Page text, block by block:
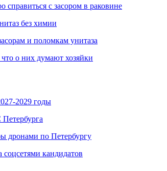
справиться с засором в раковине
без химии
и поломкам унитаза
о них думают хозяйки
2029 годы
дронами по Петербургу
соцсетями кандидатов